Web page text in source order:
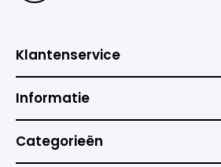
Klantenservice
Informatie
Categorieën